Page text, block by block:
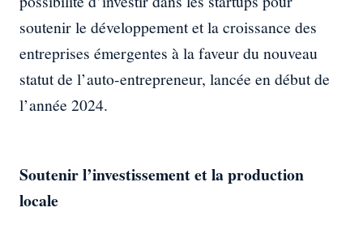
soutenir le développement et la croissance des
entreprises émergentes à la faveur du nouveau
statut de l’auto-entrepreneur, lancée en début de
l’année 2024.
Soutenir l’investissement et la production
locale